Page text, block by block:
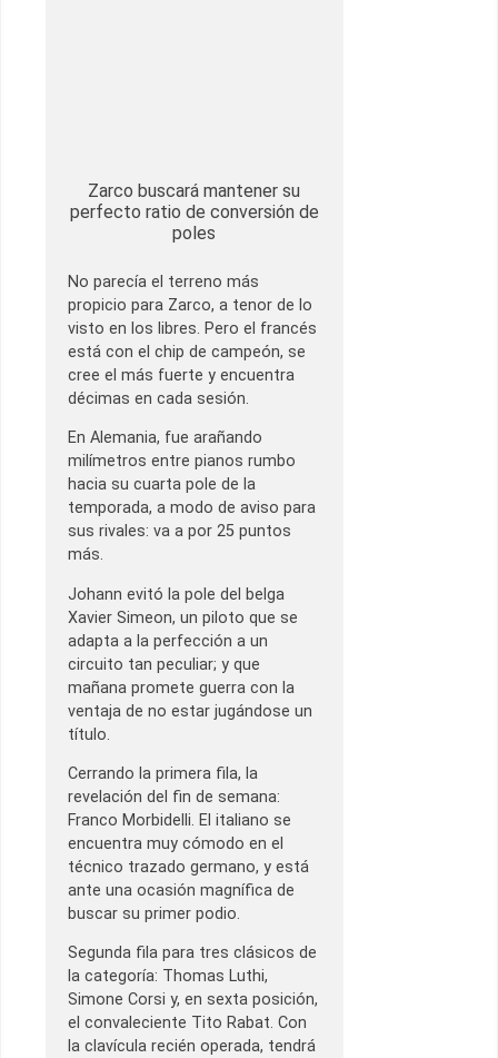
Zarco buscará mantener su
perfecto ratio de conversión de
poles
No parecía el terreno más
propicio para Zarco, a tenor de lo
visto en los libres. Pero el francés
está con el chip de campeón, se
cree el más fuerte y encuentra
décimas en cada sesión.
En Alemania, fue arañando
milímetros entre pianos rumbo
hacia su cuarta pole de la
temporada, a modo de aviso para
sus rivales: va a por 25 puntos
más.
Johann evitó la pole del belga
Xavier Simeon, un piloto que se
adapta a la perfección a un
circuito tan peculiar; y que
mañana promete guerra con la
ventaja de no estar jugándose un
título.
Cerrando la primera fila, la
revelación del fin de semana:
Franco Morbidelli. El italiano se
encuentra muy cómodo en el
técnico trazado germano, y está
ante una ocasión magnífica de
buscar su primer podio.
Segunda fila para tres clásicos de
la categoría: Thomas Luthi,
Simone Corsi y, en sexta posición,
el convaleciente Tito Rabat. Con
la clavícula recién operada, tendrá